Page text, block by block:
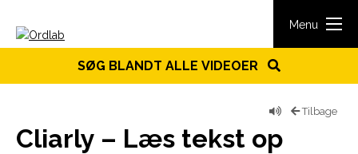
Menu
SØG BLANDT ALLE VIDEOER
Tilbage
Cliarly – Læs tekst op